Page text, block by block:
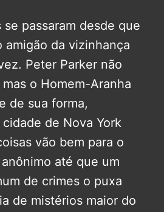
se passaram desde que
amigão da vizinhança
Peter Parker não
o Homem-Aranha
de sua forma,
de Nova York
vão bem para o
até que um
de crimes o puxa
de mistérios maior do